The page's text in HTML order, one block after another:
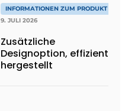
INFORMATIONEN ZUM PRODUKT
9. JULI 2026
Zusätzliche
Designoption, effizient
hergestellt